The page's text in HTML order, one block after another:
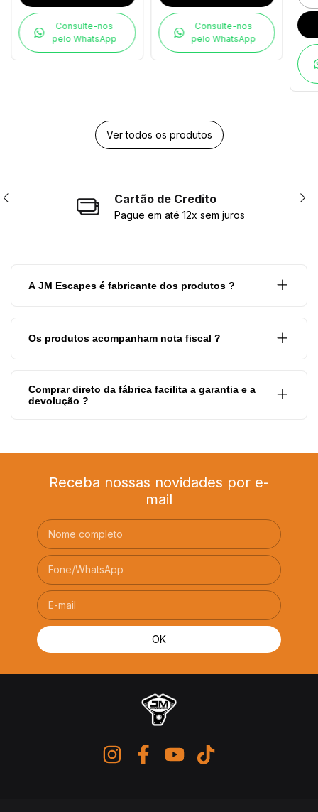
Consulte-nos
pelo WhatsApp
Consulte-nos
pelo WhatsApp
Ver todos os produtos
Cartão de Credito
Pague em até 12x sem juros
A JM Escapes é fabricante dos produtos ?
Os produtos acompanham nota fiscal ?
Comprar direto da fábrica facilita a garantia e a
devolução ?
Receba nossas novidades por e-
mail